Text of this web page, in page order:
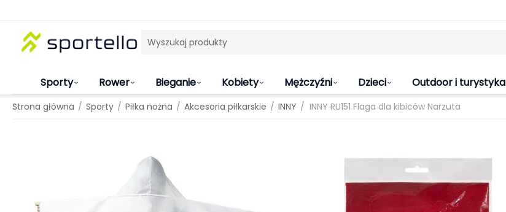
Sporty Rower Bieganie Kobiety Mężczyźni Dzieci Outdoor i turystyka
Strona główna / Sporty / Piłka nożna / Akcesoria piłkarskie / INNY / INNY RU151 Flaga dla kibiców Narzuta